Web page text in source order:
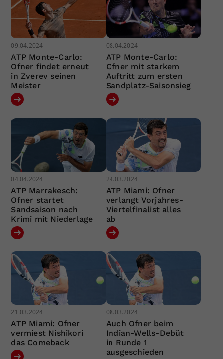
09.04.2024
ATP Monte-Carlo:
Ofner findet erneut
in Zverev seinen
Meister
08.04.2024
ATP Monte-Carlo:
Ofner mit starkem
Auftritt zum ersten
Sandplatz-Saisonsieg
04.04.2024
ATP Marrakesch:
Ofner startet
Sandsaison nach
Krimi mit Niederlage
24.03.2024
ATP Miami: Ofner
verlangt Vorjahres-
Viertelfinalist alles
ab
21.03.2024
ATP Miami: Ofner
vermiest Nishikori
das Comeback
08.03.2024
Auch Ofner beim
Indian-Wells-Debüt
in Runde 1
ausgeschieden